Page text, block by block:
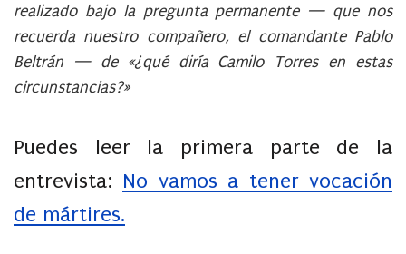
realizado bajo la pregunta permanente — que nos
recuerda nuestro compañero, el comandante Pablo
Beltrán — de «¿qué diría Camilo Torres en estas
circunstancias?»
Puedes leer la primera parte de la
entrevista: No vamos a tener vocación
de mártires.